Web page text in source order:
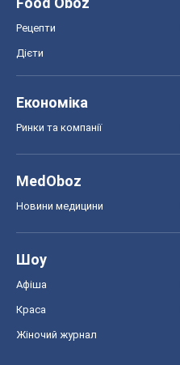
Рецепти
Дієти
Економіка
Ринки та компанії
MedOboz
Новини медицини
Шоу
Афіша
Краса
Жіночий журнал